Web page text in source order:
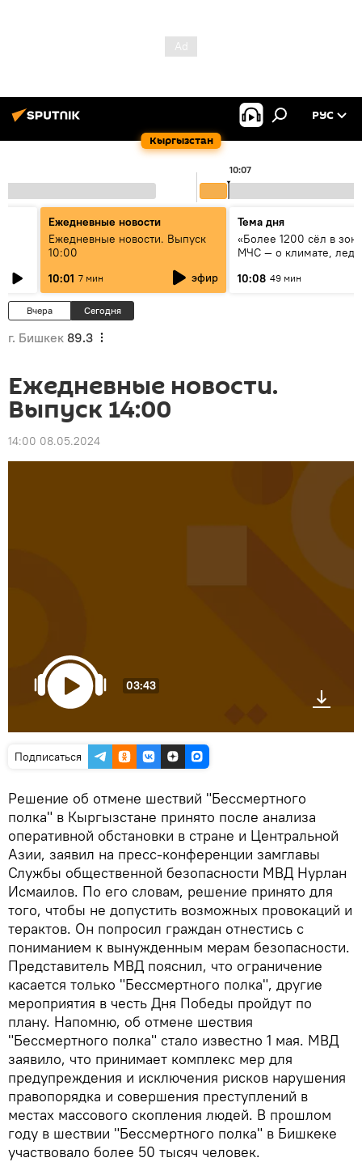
Кыргызстан
РУС
10:07
Ежедневные новости
Ежедневные новости. Выпуск
10:00
10:01 7 мин эфир
Тема дня
«Более 1200 сёл в
МЧС — о климате,
населения
10:08 49 мин
Вчера Сегодня
г. Бишкек 89.3
Ежедневные новости.
Выпуск 14:00
14:00 08.05.2024
03:43
Подписаться
Решение об отмене шествий "Бессмертного
полка" в Кыргызстане принято после анализа
оперативной обстановки в стране и Центральной
Азии, заявил на пресс-конференции замглавы
Службы общественной безопасности МВД Нурлан
Исмаилов. По его словам, решение принято для
того, чтобы не допустить возможных провокаций и
терактов. Он попросил граждан отнестись с
пониманием к вынужденным мерам безопасности.
Представитель МВД пояснил, что ограничение
касается только "Бессмертного полка", другие
мероприятия в честь Дня Победы пройдут по
плану. Напомню, об отмене шествия
"Бессмертного полка" стало известно 1 мая. МВД
заявило, что принимает комплекс мер для
предупреждения и исключения рисков нарушения
правопорядка и совершения преступлений в
местах массового скопления людей. В прошлом
году в шествии "Бессмертного полка" в Бишкеке
участвовало более 50 тысяч человек.